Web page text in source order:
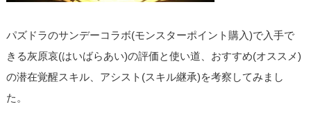
パズドラのサンデーコラボ(モンスターポイント購入)で入手で
きる灰原哀(はいばらあい)の評価と使い道、おすすめ(オススメ)
の潜在覚醒スキル、アシスト(スキル継承)を考察してみまし
た。